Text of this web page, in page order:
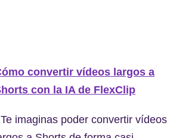
convertir vídeos largos a
con la IA de FlexClip
imaginas poder convertir vídeos